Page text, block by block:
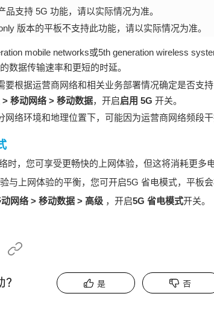
品支持 5G 功能，请以实际情况为准。
版本的平板不支持此功能，请以实际情况为准。
mobile networks或5th generation wireless
数据传输速率和更短的时延。
要根据运营商网络和相关业务部署情况确定是否支
> 移动网络> 移动数据，开启启用 5G 开关。
网络环境和地理位置下，可能因为运营商网络频段干
时，您可享受更畅快的上网体验，但这将消耗更多电
与上网体验的平衡，您可开启5G 省电模式， 平板
网络> 移动数据> 高级 ，开启5G 省电模式开关。
是 否